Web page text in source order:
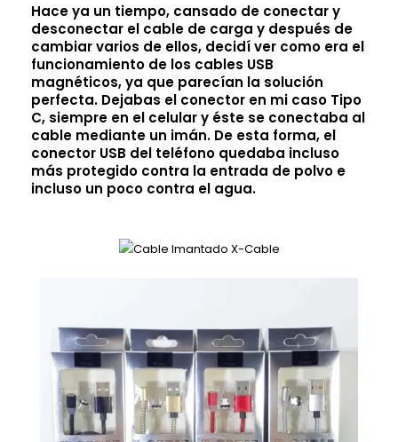
Hace ya un tiempo, cansado de conectar y
desconectar el cable de carga y después de
cambiar varios de ellos, decidí ver como era el
funcionamiento de los cables USB
magnéticos, ya que parecían la solución
perfecta. Dejabas el conector en mi caso Tipo
C, siempre en el celular y éste se conectaba al
cable mediante un imán. De esta forma, el
conector USB del teléfono quedaba incluso
más protegido contra la entrada de polvo e
incluso un poco contra el agua.